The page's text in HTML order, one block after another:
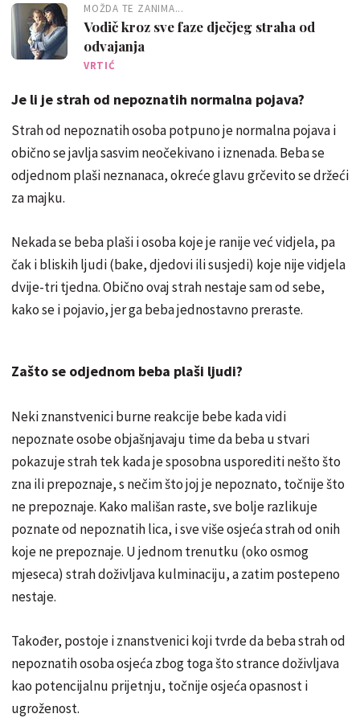
MOŽDA TE ZANIMA...
Vodič kroz sve faze dječjeg straha od
odvajanja
VRTIĆ
Je li je strah od nepoznatih normalna pojava?
Strah od nepoznatih osoba potpuno je normalna pojava i
obično se javlja sasvim neočekivano i iznenada. Beba se
odjednom plaši neznanaca, okreće glavu grčevito se držeći
za majku.
Nekada se beba plaši i osoba koje je ranije već vidjela, pa
čak i bliskih ljudi (bake, djedovi ili susjedi) koje nije vidjela
dvije-tri tjedna. Obično ovaj strah nestaje sam od sebe,
kako se i pojavio, jer ga beba jednostavno preraste.
Zašto se odjednom beba plaši ljudi?
Neki znanstvenici burne reakcije bebe kada vidi
nepoznate osobe objašnjavaju time da beba u stvari
pokazuje strah tek kada je sposobna usporediti nešto što
zna ili prepoznaje, s nečim što joj je nepoznato, točnije što
ne prepoznaje. Kako mališan raste, sve bolje razlikuje
poznate od nepoznatih lica, i sve više osjeća strah od onih
koje ne prepoznaje. U jednom trenutku (oko osmog
mjeseca) strah doživljava kulminaciju, a zatim postepeno
nestaje.
Također, postoje i znanstvenici koji tvrde da beba strah od
nepoznatih osoba osjeća zbog toga što strance doživljava
kao potencijalnu prijetnju, točnije osjeća opasnost i
ugroženost.